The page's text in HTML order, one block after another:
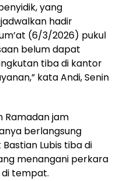
yang
hadir
(6/3/2026) pukul
belum dapat
tiba di kantor
kata Andi, Senin
Ramadan jam
berlangsung
Bastian Lubis tiba di
menangani perkara
tempat.